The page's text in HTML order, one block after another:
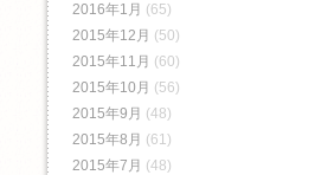
2016年1月 (65)
2015年12月 (50)
2015年11月 (60)
2015年10月 (56)
2015年9月 (48)
2015年8月 (61)
2015年7月 (48)